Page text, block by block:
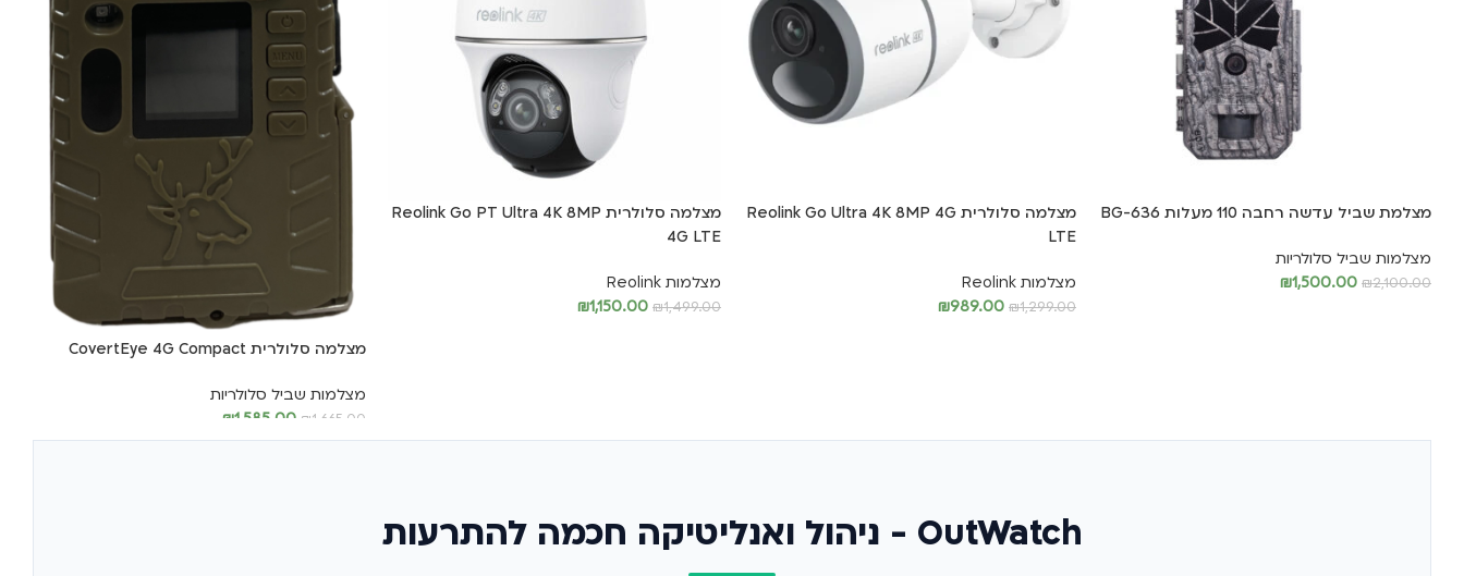
מצלמת שביל עדשה רחבה 110 מעלות BG-636
מצלמות שביל סלולריות
₪2,100.00
₪1,500.00
מצלמה סלולרית Reolink Go Ultra 4K 8MP 4G
LTE
מצלמות Reolink
₪1,299.00
₪989.00
מצלמה סלולרית Reolink Go PT Ultra 4K 8MP
4G LTE
מצלמות Reolink
₪1,499.00
₪1,150.00
מצלמה סלולרית CovertEye 4G Compact
מצלמות שביל סלולריות
₪1,665.00
₪1,585.00
OutWatch - ניהול ואנליטיקה חכמה להתרעות